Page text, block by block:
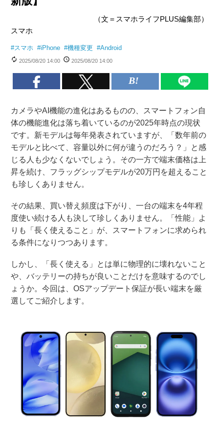
（文＝スマホライフPLUS編集部）
スマホ
#スマホ #iPhone #機種変更 #Android
2025/08/20 14:00 2025/08/20 14:00
カメラやAI機能の進化はあるものの、スマートフォン自
体の機能進化は落ち着いているのが2025年時点の現状
です。新モデルは毎年発表されていますが、「数年前の
モデルと比べて、容量以外に何が違うのだろう？」と感
じる人も少なくないでしょう。その一方で端末価格は上
昇を続け、フラッグシップモデルが20万円を超えること
も珍しくありません。
その結果、買い替え頻度は下がり、一台の端末を4年程
度使い続ける人も決して珍しくありません。「性能」よ
りも「長く使えること」が、スマートフォンに求められ
る条件になりつつあります。
しかし、「長く使える」とは単に物理的に壊れないこと
や、バッテリーの持ちが良いことだけを意味するのでし
ょうか。今回は、OSアップデート保証が長い端末を厳
選してご紹介します。